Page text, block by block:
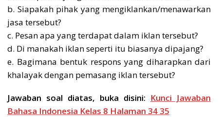
b. Siapakah pihak yang mengiklankan/menawarkan
jasa tersebut?
c. Pesan apa yang terdapat dalam iklan tersebut?
d. Di manakah iklan seperti itu biasanya dipajang?
e. Bagimana bentuk respons yang diharapkan dari
khalayak dengan pemasang iklan tersebut?
Jawaban soal diatas, buka disini: Kunci Jawaban
Bahasa Indonesia Kelas 8 Halaman 34 35